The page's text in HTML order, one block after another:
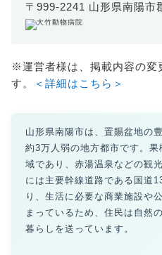
〒999-2241 山形県南陽市
※運営者様は、掲載内容の変
す。
＜詳細はこちら＞
山形県南陽市は、置賜盆地の
約3万人弱の地方都市です。
域であり、赤湯温泉などの観
には主要幹線道路である国道
り、生活に必要な商業施設や
まっているため、住民は自然
暮らしを送っています。